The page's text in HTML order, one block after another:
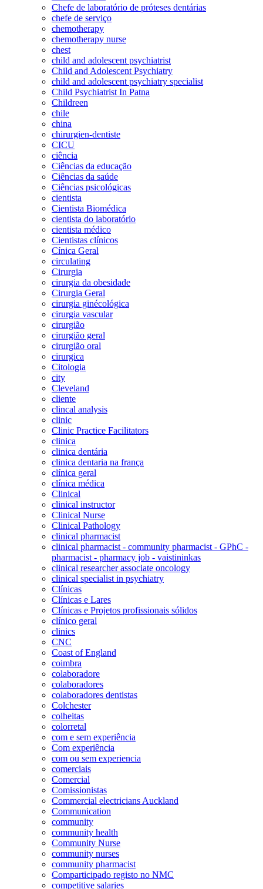
Chefe de laboratório de próteses dentárias
chefe de serviço
chemotherapy
chemotherapy nurse
chest
child and adolescent psychiatrist
Child and Adolescent Psychiatry
child and adolescent psychiatry specialist
Child Psychiatrist In Patna
Childreen
chile
china
chirurgien-dentiste
CICU
ciência
Ciências da educação
Ciências da saúde
Ciências psicológicas
cientista
Cientista Biomédica
cientista do laboratório
cientista médico
Cientistas clínicos
Cínica Geral
circulating
Cirurgia
cirurgia da obesidade
Cirurgia Geral
cirurgia ginécológica
cirurgia vascular
cirurgião
cirurgião geral
cirurgião oral
cirurgica
Citologia
city
Cleveland
cliente
clincal analysis
clinic
Clinic Practice Facilitators
clinica
clinica dentária
clinica dentaria na frança
clínica geral
clínica médica
Clinical
clinical instructor
Clinical Nurse
Clinical Pathology
clinical pharmacist
clinical pharmacist - community pharmacist - GPhC -
pharmacist - pharmacy job - vaistininkas
clinical researcher associate oncology
clinical specialist in psychiatry
Clínicas
Clínicas e Lares
Clínicas e Projetos profissionais sólidos
clínico geral
clinics
CNC
Coast of England
coimbra
colaboradore
colaboradores
colaboradores dentistas
Colchester
colheitas
colorretal
com e sem experiência
Com experiência
com ou sem experiencia
comerciais
Comercial
Comissionistas
Commercial electricians Auckland
Communication
community
community health
Community Nurse
community nurses
community pharmacist
Comparticipado registo no NMC
competitive salaries